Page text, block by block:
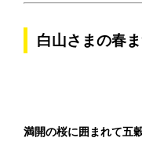
白山さまの春
満開の桜に囲まれて五